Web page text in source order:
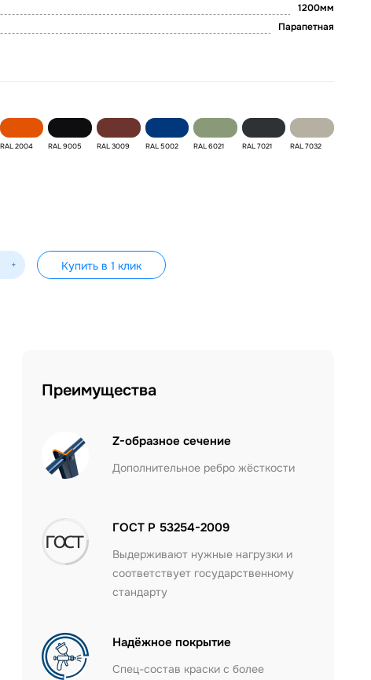
1200мм
Парапетная
RAL 2004 RAL 9005 RAL 3009 RAL 5002 RAL 6021 RAL 7021 RAL 7032
+ Купить в 1 клик
Преимущества
Z-образное сечение
Дополнительное ребро жёсткости
ГОСТ Р 53254-2009
Выдерживают нужные нагрузки и
соответствует государственному
стандарту
Надёжное покрытие
Спец-состав краски с более